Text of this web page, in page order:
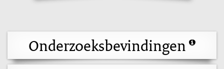
Onderzoeksbevindingen